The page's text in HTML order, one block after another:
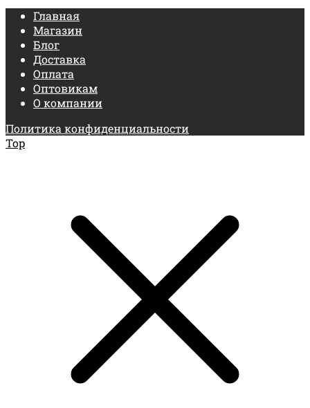
Главная
Магазин
Блог
Доставка
Оплата
Оптовикам
О компании
Политика конфиденциальности
Top